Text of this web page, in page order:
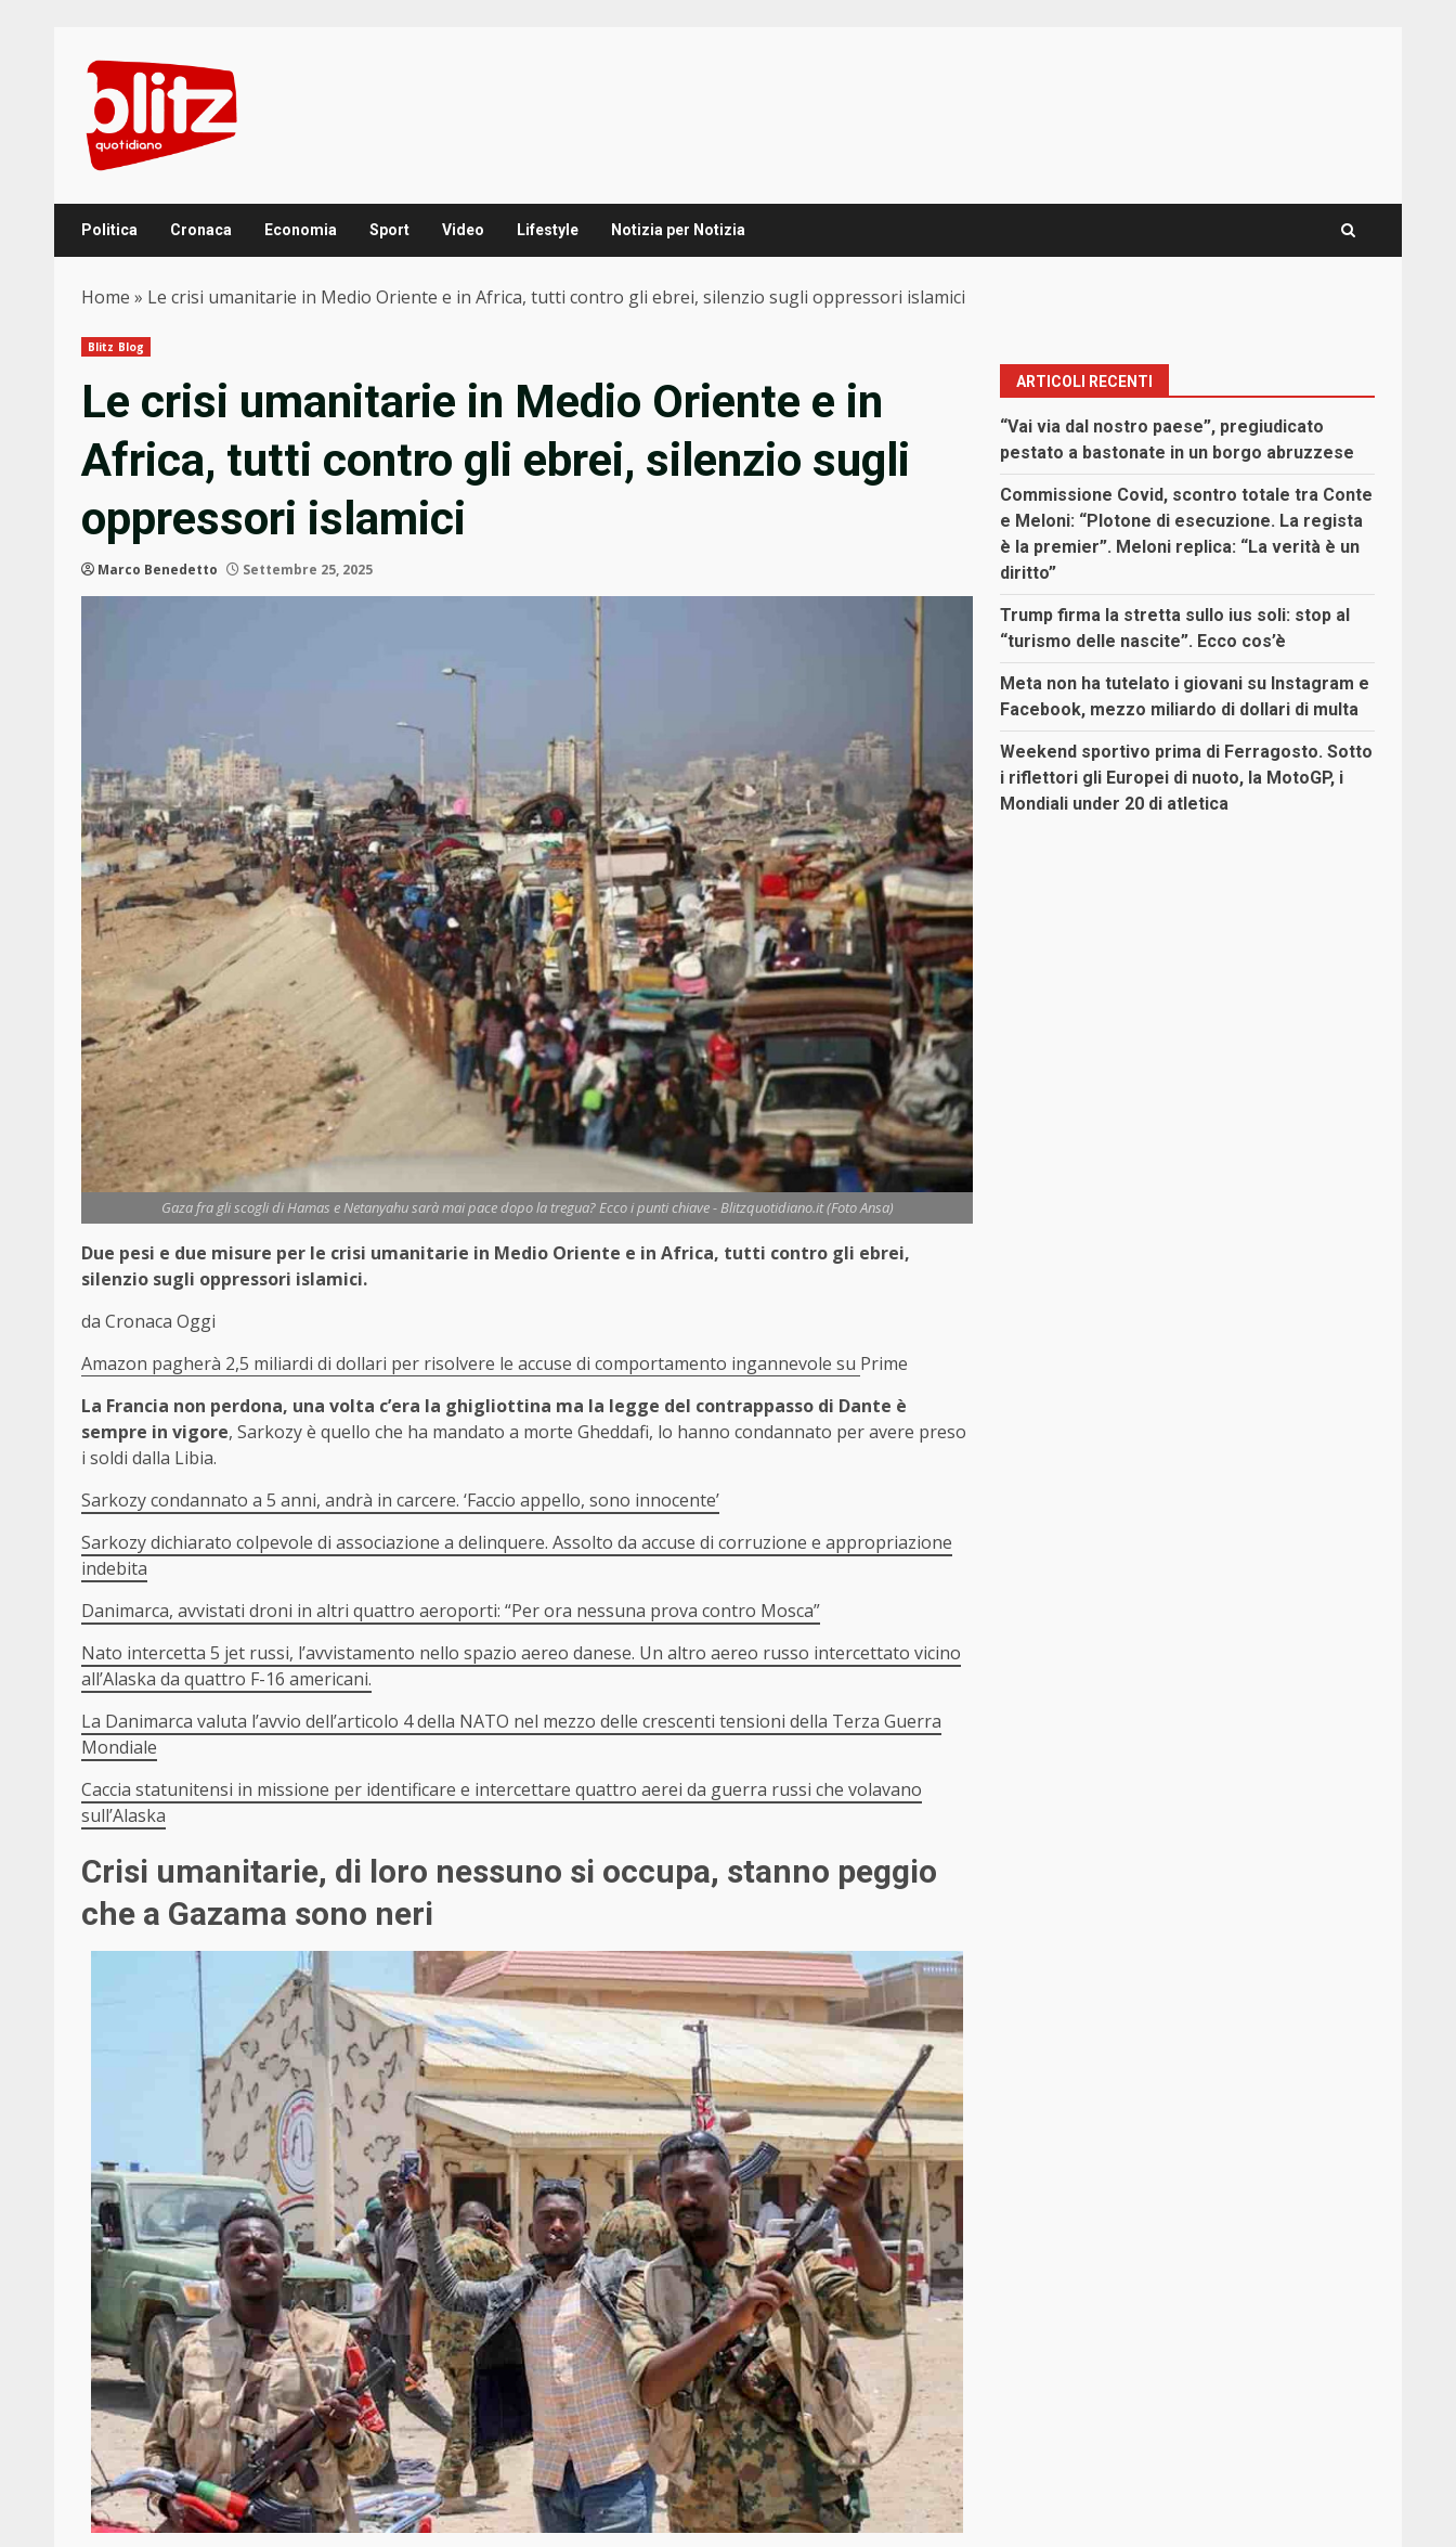
content
Politica Cronaca Economia Sport Video Lifestyle Notizia per Notizia
Home » Le crisi umanitarie in Medio Oriente e in Africa, tutti contro gli ebrei, silenzio sugli oppressori islamici
Blitz Blog
Le crisi umanitarie in Medio Oriente e in
Africa, tutti contro gli ebrei, silenzio sugli
oppressori islamici
Marco Benedetto Settembre 25, 2025
Gaza fra gli scogli di Hamas e Netanyahu sarà mai pace dopo la tregua? Ecco i punti chiave - Blitzquotidiano.it (Foto Ansa)
Due pesi e due misure per le crisi umanitarie in Medio Oriente e in Africa, tutti contro gli ebrei,
silenzio sugli oppressori islamici.
da Cronaca Oggi
Amazon pagherà 2,5 miliardi di dollari per risolvere le accuse di comportamento ingannevole su Prime
La Francia non perdona, una volta c’era la ghigliottina ma la legge del contrappasso di Dante è
sempre in vigore, Sarkozy è quello che ha mandato a morte Gheddafi, lo hanno condannato per avere preso
i soldi dalla Libia.
Sarkozy condannato a 5 anni, andrà in carcere. ‘Faccio appello, sono innocente’
Sarkozy dichiarato colpevole di associazione a delinquere. Assolto da accuse di corruzione e appropriazione
indebita
Danimarca, avvistati droni in altri quattro aeroporti: “Per ora nessuna prova contro Mosca”
Nato intercetta 5 jet russi, l’avvistamento nello spazio aereo danese. Un altro aereo russo intercettato vicino
all’Alaska da quattro F-16 americani.
La Danimarca valuta l’avvio dell’articolo 4 della NATO nel mezzo delle crescenti tensioni della Terza Guerra
Mondiale
Caccia statunitensi in missione per identificare e intercettare quattro aerei da guerra russi che volavano
sull’Alaska
Crisi umanitarie, di loro nessuno si occupa, stanno peggio
che a Gazama sono neri
ARTICOLI RECENTI
“Vai via dal nostro paese”, pregiudicato
pestato a bastonate in un borgo abruzzese
Commissione Covid, scontro totale tra Conte
e Meloni: “Plotone di esecuzione. La regista
è la premier”. Meloni replica: “La verità è un
diritto”
Trump firma la stretta sullo ius soli: stop al
“turismo delle nascite”. Ecco cos’è
Meta non ha tutelato i giovani su Instagram e
Facebook, mezzo miliardo di dollari di multa
Weekend sportivo prima di Ferragosto. Sotto
i riflettori gli Europei di nuoto, la MotoGP, i
Mondiali under 20 di atletica